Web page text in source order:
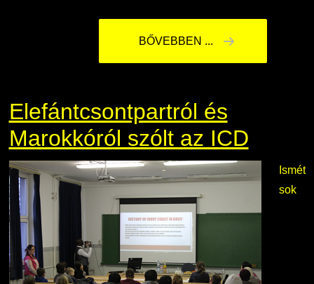
BŐVEBBEN ...
Elefántcsontpartról és
Marokkóról szólt az ICD
Ismét
sok